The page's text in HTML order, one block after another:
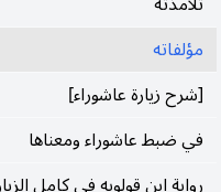
مؤلفاته
[شرح زيارة عاشوراء]
في ضبط عاشوراء ومعناها
٧ ـ السيّد
البروجردي (١٢٩٢ ـ ١٣٨٠ هـ).